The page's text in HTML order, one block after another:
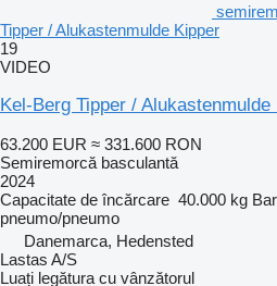
Tipper / Alukastenmulde Kipper
19
VIDEO
Kel-Berg Tipper / Alukastenmulde
63.200 EUR ≈ 331.600 RON
Semiremorcă basculantă
2024
Capacitate de încărcare 40.000 kg
pneumo/pneumo
Danemarca, Hedensted
Lastas A/S
Luați legătura cu vânzătorul